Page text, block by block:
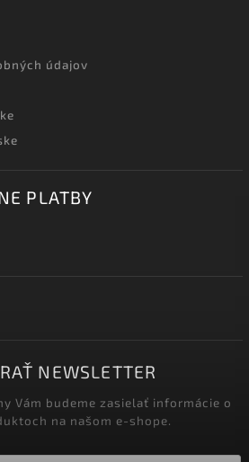
údajov
PLATBY
NEWSLETTER
Vám budeme zasielať informácie o
na našom e-shope.